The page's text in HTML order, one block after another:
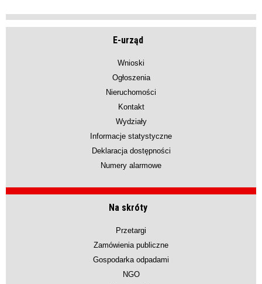
E-urząd
Wnioski
Ogłoszenia
Nieruchomości
Kontakt
Wydziały
Informacje statystyczne
Deklaracja dostępności
Numery alarmowe
Na skróty
Przetargi
Zamówienia publiczne
Gospodarka odpadami
NGO